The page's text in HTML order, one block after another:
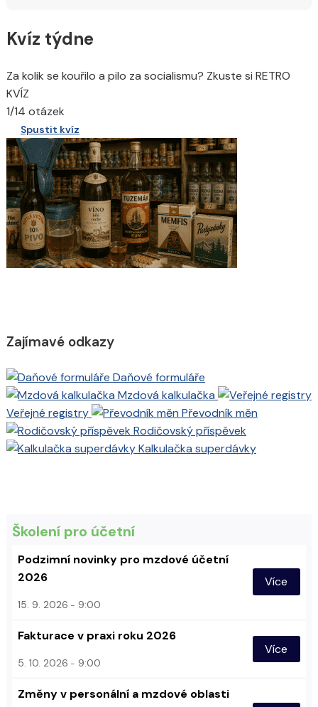
Kvíz týdne
Za kolik se kouřilo a pilo za socialismu? Zkuste si RETRO
KVÍZ
1/14 otázek
Spustit kvíz
Zajímavé odkazy
Daňové formuláře
Mzdová kalkulačka
Veřejné registry
Převodník měn
Rodičovský příspěvek
Kalkulačka superdávky
Školení pro účetní
Podzimní novinky pro mzdové účetní
2026
15. 9. 2026 9:00
Více
Fakturace v praxi roku 2026
5. 10. 2026 9:00
Více
Změny v personální a mzdové oblasti